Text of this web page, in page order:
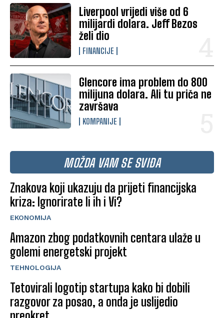
Liverpool vrijedi više od 6
milijardi dolara. Jeff Bezos
želi dio
FINANCIJE
Glencore ima problem do 800
milijuna dolara. Ali tu priča ne
završava
KOMPANIJE
MOŽDA VAM SE SVIĐA
Znakova koji ukazuju da prijeti financijska
kriza: Ignorirate li ih i Vi?
EKONOMIJA
Amazon zbog podatkovnih centara ulaže u
golemi energetski projekt
TEHNOLOGIJA
Tetovirali logotip startupa kako bi dobili
razgovor za posao, a onda je uslijedio